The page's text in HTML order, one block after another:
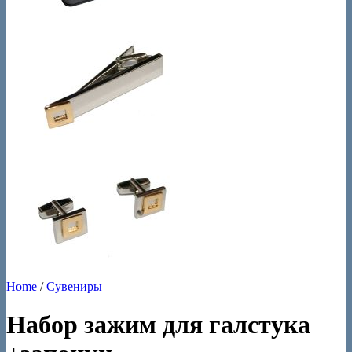
Home / Сувениры
Набор зажим для галстука